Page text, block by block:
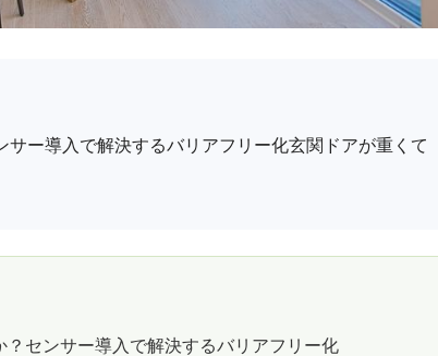
ー導入で解決するバリアフリー化玄関ドアが重くて
センサー導入で解決するバリアフリー化